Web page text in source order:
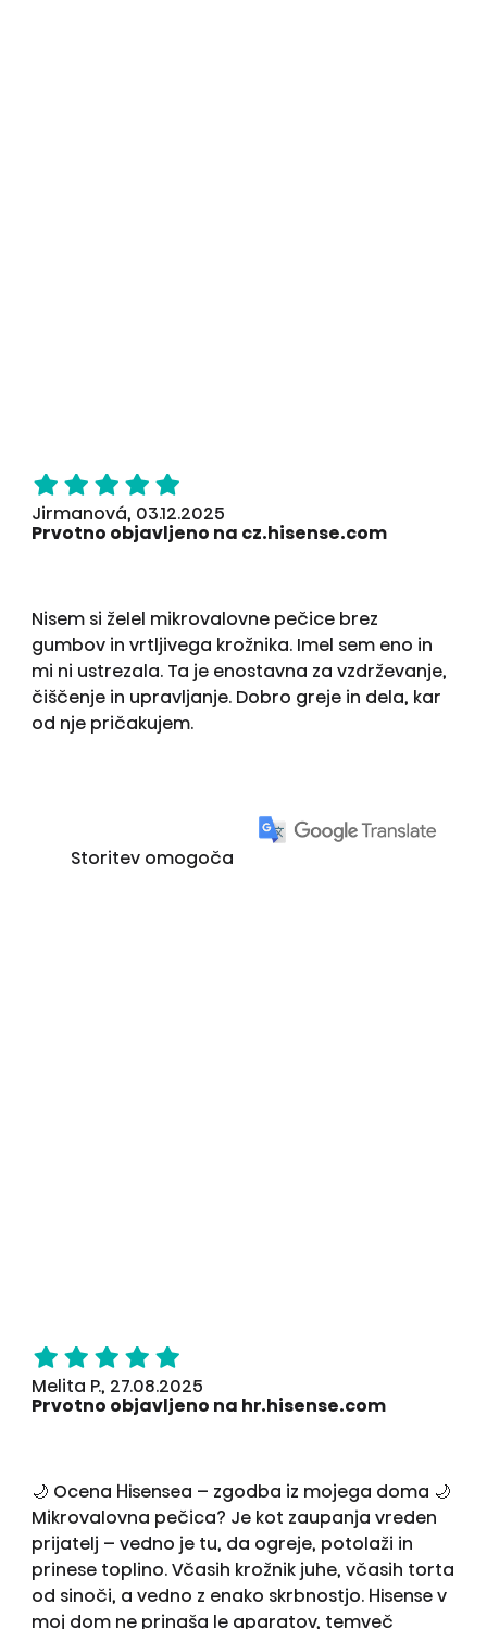
Jirmanová, 03.12.2025
Prvotno objavljeno na cz.hisense.com
Nisem si želel mikrovalovne pečice brez
gumbov in vrtljivega krožnika. Imel sem eno in
mi ni ustrezala. Ta je enostavna za vzdrževanje,
čiščenje in upravljanje. Dobro greje in dela, kar
od nje pričakujem.
Storitev omogoča
Melita P., 27.08.2025
Prvotno objavljeno na hr.hisense.com
🌙 Ocena Hisensea – zgodba iz mojega doma 🌙
Mikrovalovna pečica? Je kot zaupanja vreden
prijatelj – vedno je tu, da ogreje, potolaži in
prinese toplino. Včasih krožnik juhe, včasih torta
od sinoči, a vedno z enako skrbnostjo. Hisense v
moj dom ne prinaša le aparatov, temveč